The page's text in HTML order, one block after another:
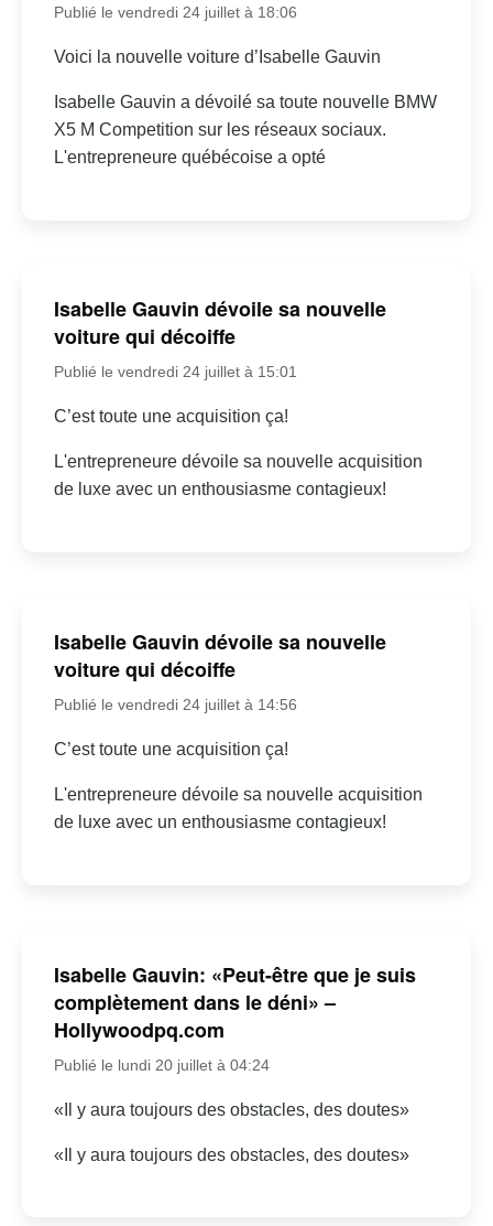
Publié le vendredi 24 juillet à 18:06
Voici la nouvelle voiture d’Isabelle Gauvin
Isabelle Gauvin a dévoilé sa toute nouvelle BMW
X5 M Competition sur les réseaux sociaux.
L'entrepreneure québécoise a opté
Isabelle Gauvin dévoile sa nouvelle
voiture qui décoiffe
Publié le vendredi 24 juillet à 15:01
C’est toute une acquisition ça!
L'entrepreneure dévoile sa nouvelle acquisition
de luxe avec un enthousiasme contagieux!
Isabelle Gauvin dévoile sa nouvelle
voiture qui décoiffe
Publié le vendredi 24 juillet à 14:56
C’est toute une acquisition ça!
L'entrepreneure dévoile sa nouvelle acquisition
de luxe avec un enthousiasme contagieux!
Isabelle Gauvin: «Peut-être que je suis
complètement dans le déni» –
Hollywoodpq.com
Publié le lundi 20 juillet à 04:24
«Il y aura toujours des obstacles, des doutes»
«Il y aura toujours des obstacles, des doutes»